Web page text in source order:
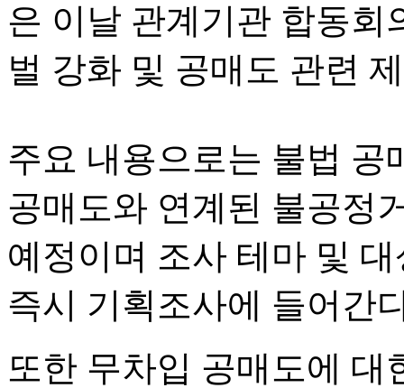
은 이날 관계기관 합동회
벌 강화 및 공매도 관련
주요 내용으로는 불법 공
공매도와 연계된 불공정
예정이며 조사 테마 및
즉시 기획조사에 들어간
또한 무차입 공매도에 대